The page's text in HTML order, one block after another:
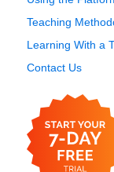
Teaching
Learning With a
Contact Us